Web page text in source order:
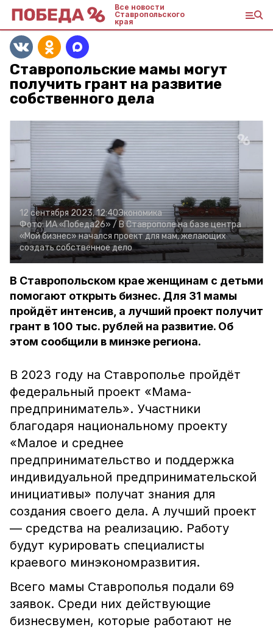
Все новости
Ставропольского
края
Ставропольские мамы могут
получить грант на развитие
собственного дела
12 сентября 2023, 12:40Экономика
Фото:ИА «Победа26» / В Ставрополе на базе центра
«Мой бизнес» начался проект для мам, желающих
создать собственное дело
В Ставропольском крае женщинам с детьми
помогают открыть бизнес. Для 31 мамы
пройдёт интенсив, а лучший проект получит
грант в 100 тыс. рублей на развитие. Об
этом сообщили в минэке региона.
В 2023 году на Ставрополье пройдёт
федеральный проект «Мама-
предприниматель». Участники
благодаря национальному проекту
«Малое и среднее
предпринимательство и поддержка
индивидуальной предпринимательской
инициативы» получат знания для
создания своего дела. А лучший проект
— средства на реализацию. Работу
будут курировать специалисты
краевого минэкономразвития.
Всего мамы Ставрополья подали 69
заявок. Среди них действующие
бизнесвумен, которые работают не